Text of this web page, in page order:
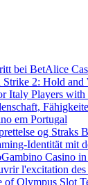
bei BetAlice
2: Hold
Italy Players
em Portugal
og Straks
Identität mit
Casino
l'excitation des
Olympus Slot